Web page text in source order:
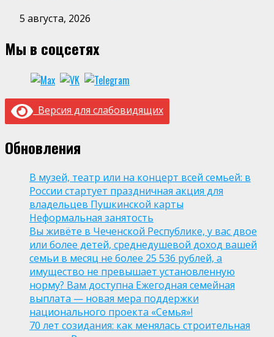
5 августа, 2026
Мы в соцсетях
Версия для слабовидящих
Обновления
В музей, театр или на концерт всей семьей: в
России стартует праздничная акция для
владельцев Пушкинской карты
Неформальная занятость
Вы живёте в Чеченской Республике, у вас двое
или более детей, среднедушевой доход вашей
семьи в месяц не более 25 536 рублей, а
имущество не превышает установленную
норму? Вам доступна Ежегодная семейная
выплата — новая мера поддержки
национального проекта «Семья»!
70 лет созидания: как менялась строительная